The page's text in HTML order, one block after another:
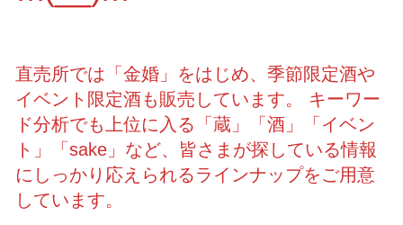
直売所では「金婚」をはじめ、季節限定酒や
イベント限定酒も販売しています。 キーワー
ド分析でも上位に入る「蔵」「酒」「イベン
ト」「sake」など、皆さまが探している情報
にしっかり応えられるラインナップをご用意
しています。